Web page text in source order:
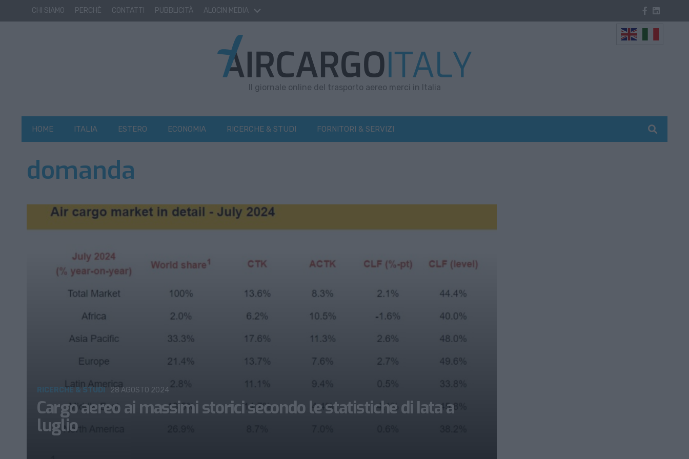
CHI SIAMO PERCHÈ CONTATTI PUBBLICITÀ ALOCIN MEDIA
Il giornale online del trasporto aereo merci in Italia
HOME ITALIA ESTERO ECONOMIA RICERCHE & STUDI FORNITORI & SERVIZI
domanda
Cargo aereo ai massimi storici secondo le statistiche di Iata a
luglio
RICERCHE & STUDI 28 AGOSTO 2024